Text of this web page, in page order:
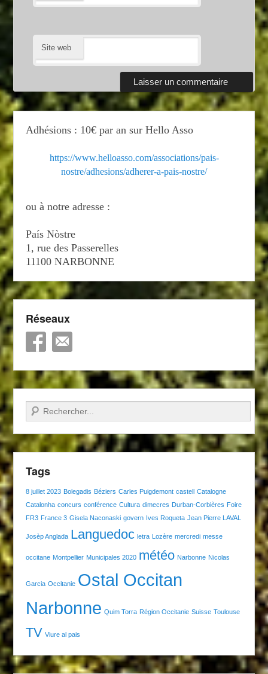
Site web
Adhésions : 10€ par an sur Hello Asso
https://www.helloasso.com/associations/pais-
nostre/adhesions/adherer-a-pais-nostre/
ou à notre adresse :
País Nòstre
1, rue des Passerelles
11100 NARBONNE
Réseaux
Recherche
Tags
8 juillet 2023 Bolegadis Béziers Carles Puigdemont castell Catalogne
Catalonha concurs conférence Cultura dimecres Durban-Corbières Foire
FR3 France 3 Gisela Naconaski govern Ives Roqueta Jean Pierre LAVAL
Josèp Anglada Languedoc letra Lozère mercredi messe
occitane Montpellier Municipales 2020 météo Narbonne Nicolas
Garcia Occitanie Ostal Occitan
Narbonne Quim Torra Région Occitanie Suisse Toulouse
TV Viure al pais